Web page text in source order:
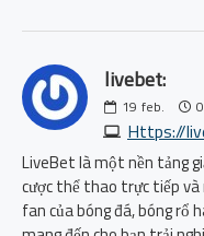
livebet:
19 feb.
Https://
LiveBet là một nền tảng
cược thể thao trực tiếp và
fan của bóng đá, bóng rổ